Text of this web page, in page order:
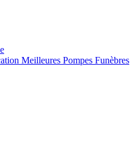
Meilleures Pompes Funèbres